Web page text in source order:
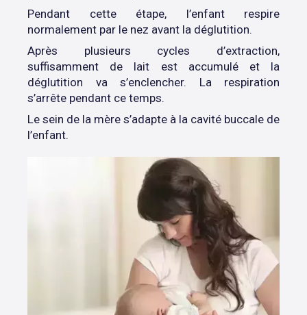
Pendant cette étape, l’enfant respire
normalement par le nez avant la déglutition.
Après plusieurs cycles d’extraction,
suffisamment de lait est accumulé et la
déglutition va s’enclencher. La respiration
s’arrête pendant ce temps.
Le sein de la mère s’adapte à la cavité buccale de
l’enfant.